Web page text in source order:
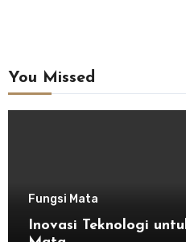
You Missed
Fungsi Mata
Inovasi Teknologi